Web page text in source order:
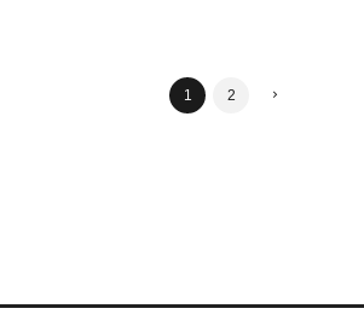
1 2